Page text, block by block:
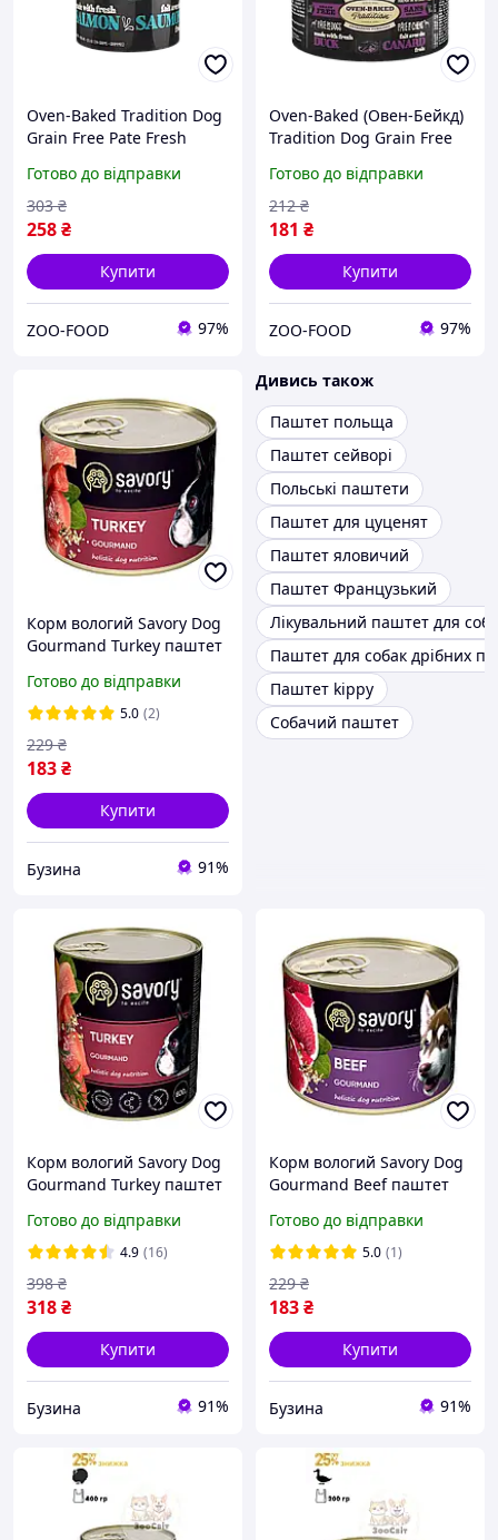
Oven-Baked Tradition Dog
Grain Free Pate Fresh
беззерновий паштет для
собак усіх порід та будь-
якого віку зі свіжим
Готово до відправки
258₴
303 ₴
Купити
ZOO-FOOD 97%
Oven-Baked (Овен-Бейкд)
Tradition Dog Grain Free
беззерновий паштет для
собак усіх порід та будь-
якого віку
Готово до відправки
181 ₴
212 ₴
Купити
ZOO-FOOD 97%
Корм вологий Savory Dog
Gourmand Turkey паштет
порід з індичкою 200 г
Готово до відправки
5.0 (2)
183₴
229 ₴
Купити
Бузина 91%
Дивись також
Паштет польща
Паштет сейворі
Польські паштети
Паштет для цуценят
Паштет яловичий
Паштет Французький
Лікувальний паштет для
Паштет для собак дрібних
Паштет kippy
Собачий паштет
Корм вологий Savory Dog
Gourmand Turkey паштет
порід з індичкою 800 г
Готово до відправки
4.9 (16)
318₴
398 ₴
Купити
Бузина 91%
Корм вологий Savory Dog
Gourmand Beef паштет
порід з яловичиною 200 г
Готово до відправки
5.0 (1)
183₴
229 ₴
Купити
Бузина 91%